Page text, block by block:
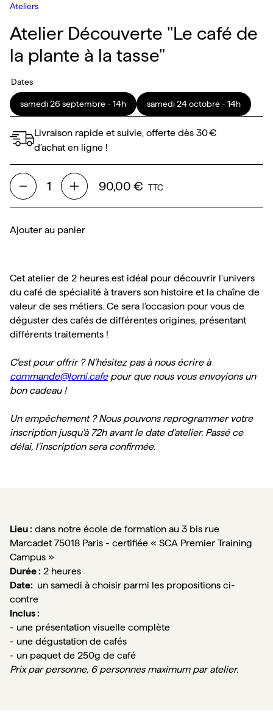
Ateliers
Atelier Découverte "Le café de
la plante à la tasse"
Dates
samedi 26 septembre - 14h samedi 24 octobre - 14h
Livraison rapide et suivie, offerte dès 30 €
d’achat en ligne !
90,00 € TTC
Ajouter au panier
Cet atelier de 2 heures est idéal pour découvrir l'univers
du café de spécialité à travers son histoire et la chaîne de
valeur de ses métiers. Ce sera l'occasion pour vous de
déguster des cafés de différentes origines, présentant
différents traitements !
C'est pour offrir ? N'hésitez pas à nous écrire à
commande@lomi.cafepour que nous vous envoyions un
bon cadeau !
Un empêchement ? Nous pouvons reprogrammer votre
inscription jusqu'à 72h avant le date d'atelier. Passé ce
délai, l'inscription sera confirmée.
Lieu : dans notre école de formation au 3 bis rue
Marcadet 75018 Paris - certifiée « SCA Premier Training
Campus »
Durée : 2 heures
Date: un samedi à choisir parmi les propositions ci-
contre
Inclus :
- une présentation visuelle complète
- une dégustation de cafés
- un paquet de 250g de café
Prix par personne, 6 personnes maximum par atelier.